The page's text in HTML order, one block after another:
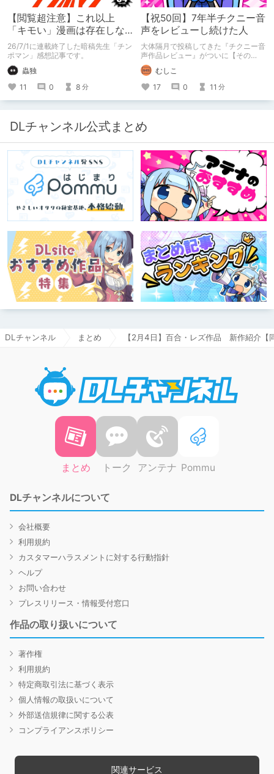
【閲覧超注意】これ以上
「キモい」漫画は存在しな
い？チンポマンとかいう
「魂の殺人」の完成形
26/7/1に連載終了した暗稿先生「チン
ポマン」感想記事です。
蟲独
11
0 8 分
【祝50回】7年半チクニー音
声をレビューし続けた人
大体隔月で投稿してきた『チクニー音
声作品レビュー』がついに【その
50】を迎えました！ 約7年半チクニー
し続け、おシコり報告をしてきただけ
ですけど記念は記念。 皆様への感謝
を伝えたり、これまでの投稿を振り返
ります。
むしこ
17
0 11 分
DLチャンネル公式まとめ
DLチャンネル まとめ 【2月4日】百合・レズ作品 新作紹介【
まとめ トーク アンテナ Pommu
DLチャンネルについて
会社概要
利用規約
カスタマーハラスメントに対する行動指針
ヘルプ
お問い合わせ
プレスリリース・情報受付窓口
作品の取り扱いについて
著作権
利用規約
特定商取引法に基づく表示
個人情報の取扱いについて
外部送信規律に関する公表
コンプライアンスポリシー
関連サービス